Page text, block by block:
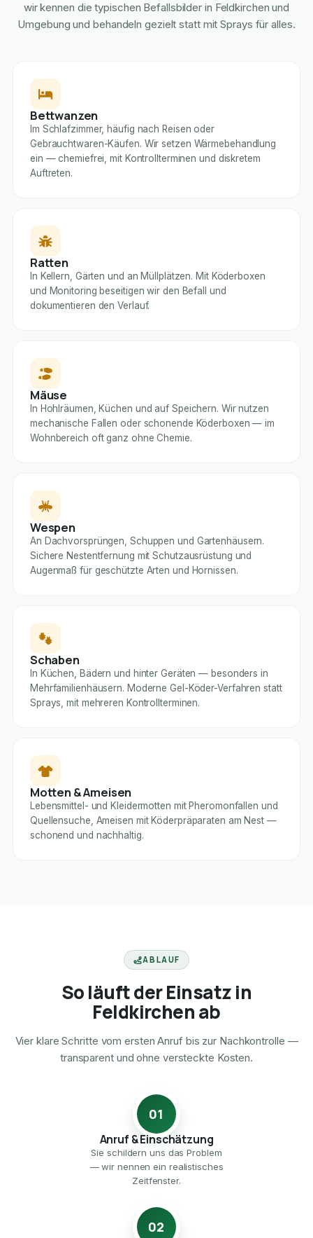
wir kennen die typischen Befallsbilder in Feldkirchen und
Umgebung und behandeln gezielt statt mit Sprays für alles.
Bettwanzen
Im Schlafzimmer, häufig nach Reisen oder
Gebrauchtwaren-Käufen. Wir setzen Wärmebehandlung
ein — chemiefrei, mit Kontrollterminen und diskretem
Auftreten.
Ratten
In Kellern, Gärten und an Müllplätzen. Mit Köderboxen
und Monitoring beseitigen wir den Befall und
dokumentieren den Verlauf.
Mäuse
In Hohlräumen, Küchen und auf Speichern. Wir nutzen
mechanische Fallen oder schonende Köderboxen — im
Wohnbereich oft ganz ohne Chemie.
Wespen
An Dachvorsprüngen, Schuppen und Gartenhäusern.
Sichere Nestentfernung mit Schutzausrüstung und
Augenmaß für geschützte Arten und Hornissen.
Schaben
In Küchen, Bädern und hinter Geräten — besonders in
Mehrfamilienhäusern. Moderne Gel-Köder-Verfahren statt
Sprays, mit mehreren Kontrollterminen.
Motten & Ameisen
Lebensmittel- und Kleidermotten mit Pheromonfallen und
Quellensuche, Ameisen mit Köderpräparaten am Nest —
schonend und nachhaltig.
ABLAUF
So läuft der Einsatz in
Feldkirchen ab
Vier klare Schritte vom ersten Anruf bis zur Nachkontrolle —
transparent und ohne versteckte Kosten.
01
Anruf & Einschätzung
Sie schildern uns das Problem
— wir nennen ein realistisches
Zeitfenster.
02